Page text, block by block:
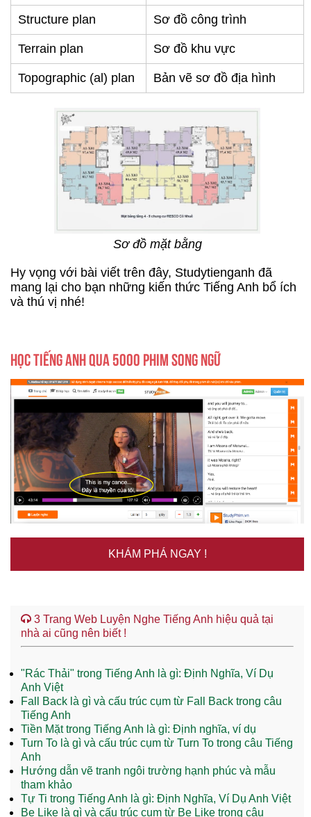
Structure plan Sơ đồ công trình
Terrain plan Sơ đồ khu vực
Topographic (al) plan Bản vẽ sơ đồ địa hình
Sơ đồ mặt bằng
Hy vọng với bài viết trên đây, Studytienganh đã
mang lại cho bạn những kiến thức Tiếng Anh bổ ích
và thú vị nhé!
HỌC TIẾNG ANH QUA 5000 PHIM SONG NGỮ
KHÁM PHÁ NGAY !
3 Trang Web Luyện Nghe Tiếng Anh hiệu quả tại
nhà ai cũng nên biết !
"Rác Thải" trong Tiếng Anh là gì: Định Nghĩa, Ví Dụ
Anh Việt
Fall Back là gì và cấu trúc cụm từ Fall Back trong câu
Tiếng Anh
Tiền Mặt trong Tiếng Anh là gì: Định nghĩa, ví dụ
Turn To là gì và cấu trúc cụm từ Turn To trong câu Tiếng
Anh
Hướng dẫn vẽ tranh ngôi trường hạnh phúc và mẫu
tham khảo
Tự Ti trong Tiếng Anh là gì: Định Nghĩa, Ví Dụ Anh Việt
Be Like là gì và cấu trúc cụm từ Be Like trong câu